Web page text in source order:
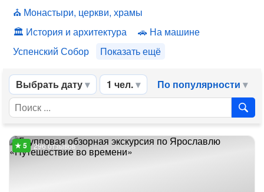
Монастыри, церкви, храмы
История и архитектура
На машине
Успенский Собор
Показать ещё
Выбрать дату 1 чел. По популярности
296 отзывов